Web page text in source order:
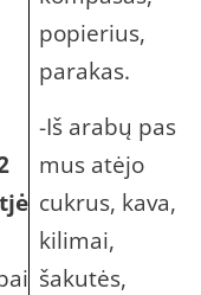
popierius,
parakas.
-Iš arabų pas
mus atėjo
cukrus, kava,
kilimai,
šakutės,